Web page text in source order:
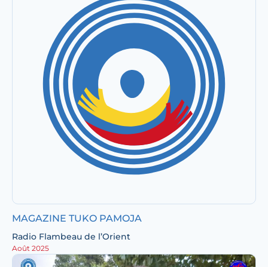
MAGAZINE TUKO PAMOJA
Radio Flambeau de l’Orient
Août 2025